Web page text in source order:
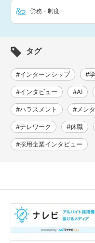
労務・制度
タグ
#インターンシップ #
#インタビュー #AI
#ハラスメント #メン
#テレワーク #休職
#採用企業インタビュー